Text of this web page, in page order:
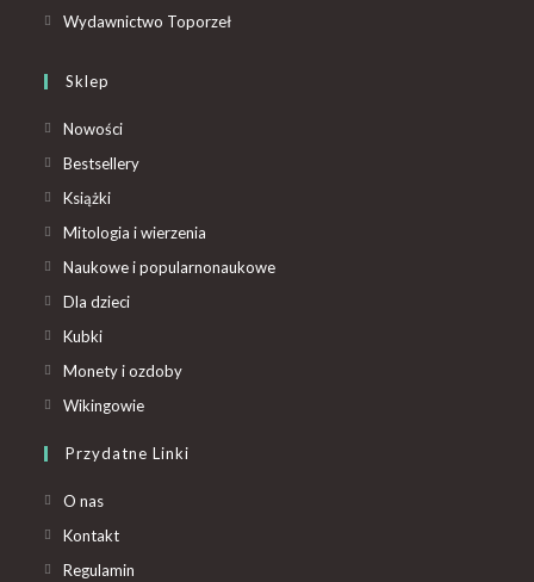
Wydawnictwo Toporzeł
Sklep
Nowości
Bestsellery
Książki
Mitologia i wierzenia
Naukowe i popularnonaukowe
Dla dzieci
Kubki
Monety i ozdoby
Wikingowie
Przydatne Linki
O nas
Kontakt
Regulamin